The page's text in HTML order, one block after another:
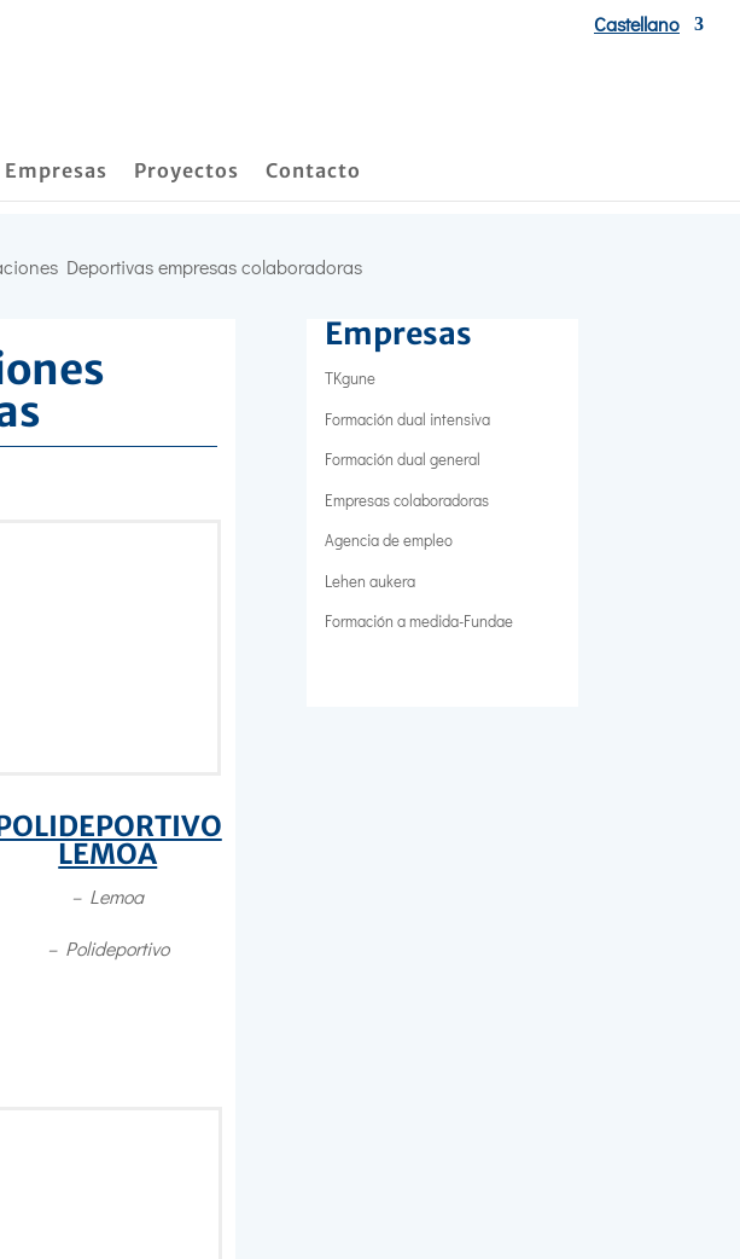
Castellano
Empresas Proyectos Contacto
Deportivas empresas colaboradoras
LEMOA
– Lemoa
– Polideportivo
Empresas
TKgune
Formación dual intensiva
Formación dual general
Empresas colaboradoras
Agencia de empleo
Lehen aukera
Formación a medida-Fundae